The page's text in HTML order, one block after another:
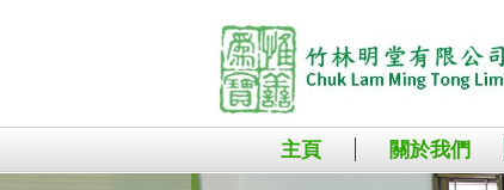
主頁 關於我們